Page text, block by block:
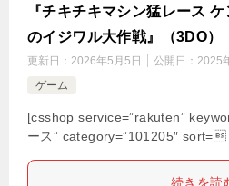
『チキチキマシン猛レース
のイジワル大作戦』（3DO）
更新日： 2026年5月5日 公開日： 2025
ゲーム
[csshop service=”rakuten”
ース” category=”101205″
続きを読